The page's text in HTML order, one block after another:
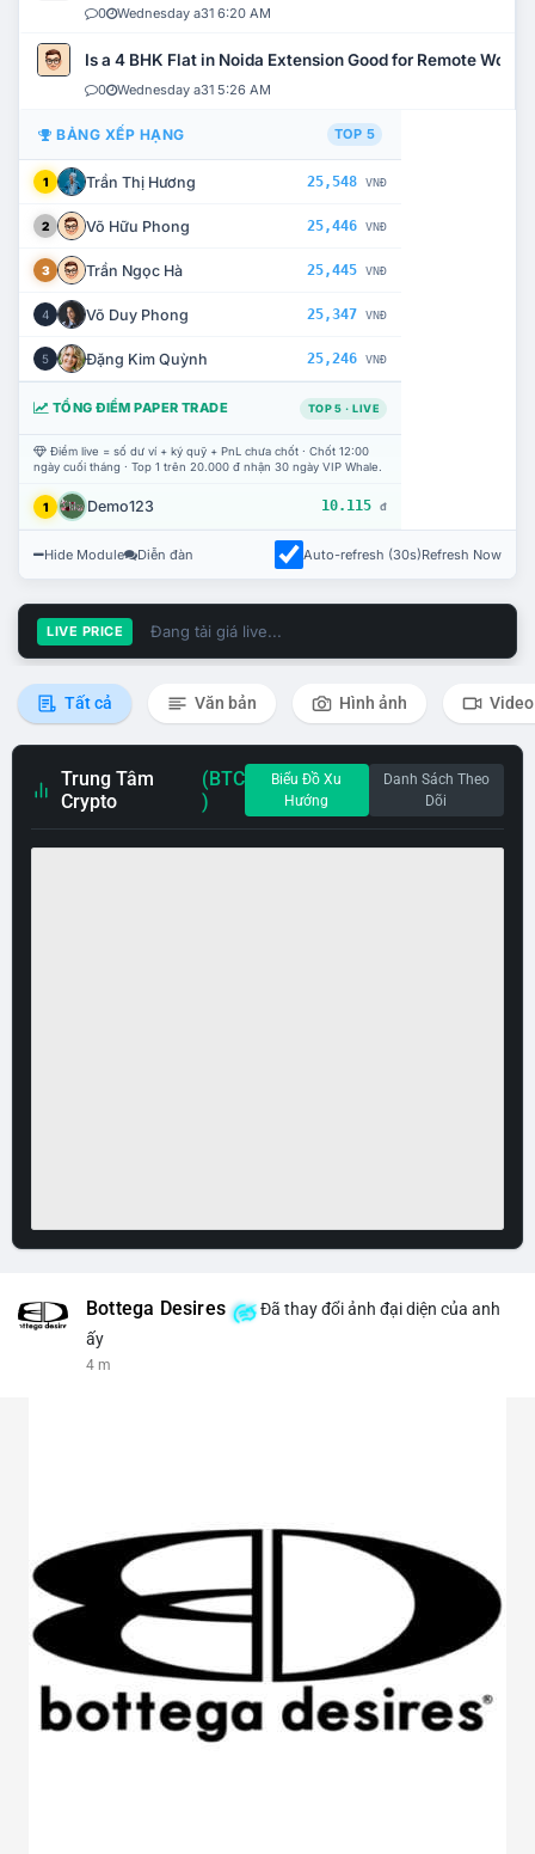
0 Wednesday a31 6:20 AM
Is a 4 BHK Flat in Noida Extension Good for Remote Work?
0 Wednesday a31 5:26 AM
BẢNG XẾP HẠNG TOP 5
1 Trần Thị Hương 25,548 VNĐ
2 Võ Hữu Phong 25,446 VNĐ
3 Trần Ngọc Hà 25,445 VNĐ
4 Võ Duy Phong 25,347 VNĐ
5 Đặng Kim Quỳnh 25,246 VNĐ
TỔNG ĐIỂM PAPER TRADE TOP 5 · LIVE
Điểm live = số dư ví + ký quỹ + PnL chưa chốt · Chốt 12:00
ngày cuối tháng · Top 1 trên 20.000 đ nhận 30 ngày VIP Whale.
1 Demo123 10.115 đ
Hide Module Diễn đàn Auto-refresh (30s)Refresh Now
LIVE PRICE Đang tải giá live...
Tất cả Văn bản Hình ảnh Video
Trung Tâm
Crypto
(BTC
)
Biểu Đồ Xu
Hướng
Danh Sách Theo
Dõi
Bottega Desires
Đã thay đổi ảnh đại diện của anh
ấy
4 m